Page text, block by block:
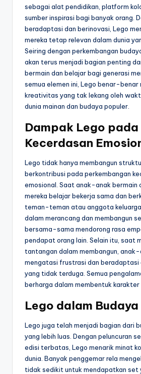
sebagai alat pendidikan, platform
sumber inspirasi bagi banyak orang.
beradaptasi dan berinovasi, Lego
mereka tetap relevan dalam dunia
Seiring dengan perkembangan
akan terus menjadi bagian penting
bermain dan belajar bagi generasi
semua elemen ini, Lego benar-benar
kreativitas yang tak lekang oleh
dunia mainan dan budaya populer.
Dampak Lego pada
Kecerdasan
Lego tidak hanya membangun
berkontribusi pada perkembangan
emosional. Saat anak-anak bermain
mereka belajar bekerja sama dan
teman-teman atau anggota
dalam merancang dan membangun
bersama-sama mendorong rasa
pendapat orang lain. Selain itu, saat
tantangan dalam membangun,
mengatasi frustrasi dan beradaptasi
yang tidak terduga. Semua
berharga dalam membentuk karakter
Lego dalam Budaya
Lego juga telah menjadi bagian dari
yang lebih luas. Dengan peluncuran
edisi terbatas, Lego menarik minat
dunia. Banyak penggemar rela
tidak sedikit untuk mendapatkan set